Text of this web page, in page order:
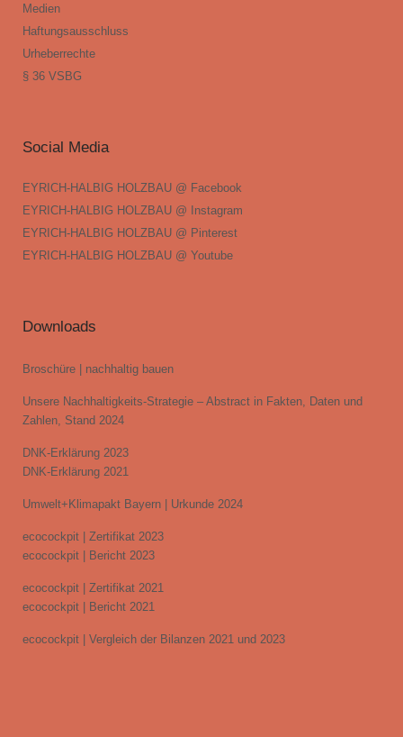
Medien
Haftungsausschluss
Urheberrechte
§ 36 VSBG
Social Media
EYRICH-HALBIG HOLZBAU @ Facebook
EYRICH-HALBIG HOLZBAU @ Instagram
EYRICH-HALBIG HOLZBAU @ Pinterest
EYRICH-HALBIG HOLZBAU @ Youtube
Downloads
Broschüre | nachhaltig bauen
Unsere Nachhaltigkeits-Strategie – Abstract in Fakten, Daten und
Zahlen, Stand 2024
DNK-Erklärung 2023
DNK-Erklärung 2021
Umwelt+Klimapakt Bayern | Urkunde 2024
ecocockpit | Zertifikat 2023
ecocockpit | Bericht 2023
ecocockpit | Zertifikat 2021
ecocockpit | Bericht 2021
ecocockpit | Vergleich der Bilanzen 2021 und 2023